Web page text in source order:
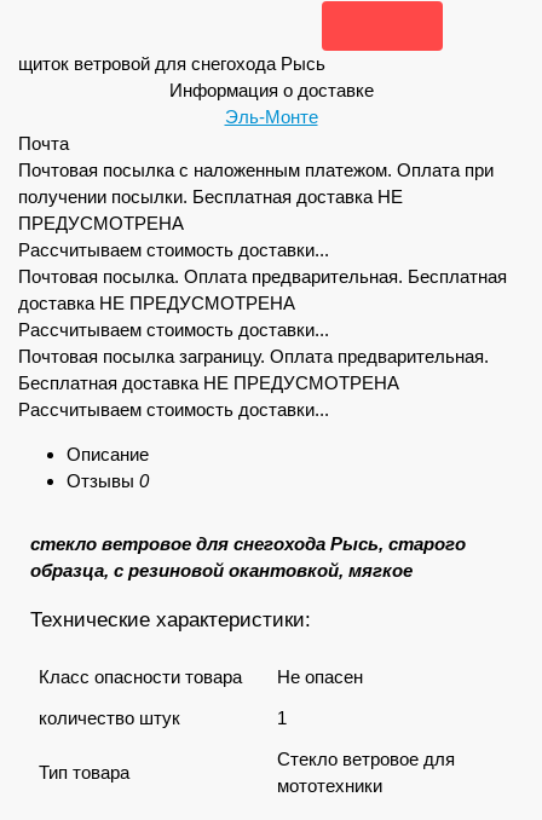
щиток ветровой для снегохода Рысь
Информация о доставке
Эль-Монте
Почта
Почтовая посылка с наложенным платежом. Оплата при
получении посылки. Бесплатная доставка НЕ
ПРЕДУСМОТРЕНА
Рассчитываем стоимость доставки...
Почтовая посылка. Оплата предварительная. Бесплатная
доставка НЕ ПРЕДУСМОТРЕНА
Рассчитываем стоимость доставки...
Почтовая посылка заграницу. Оплата предварительная.
Бесплатная доставка НЕ ПРЕДУСМОТРЕНА
Рассчитываем стоимость доставки...
Описание
Отзывы 0
стекло ветровое для снегохода Рысь, старого
образца, с резиновой окантовкой, мягкое
Технические характеристики:
Класс опасности товара
Не опасен
количество штук
1
Тип товара
Стекло ветровое для
мототехники